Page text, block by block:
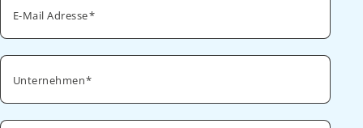
E-Mail Adresse
Unternehmen